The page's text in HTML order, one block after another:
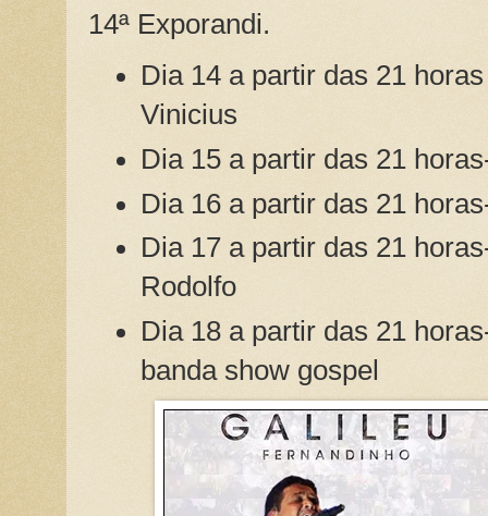
14ª Exporandi.
Dia 14 a partir das 21
Vinicius
Dia 15 a partir das 21
Dia 16 a partir das 21
Dia 17 a partir das 21
Rodolfo
Dia 18 a partir das 21
banda show gospel